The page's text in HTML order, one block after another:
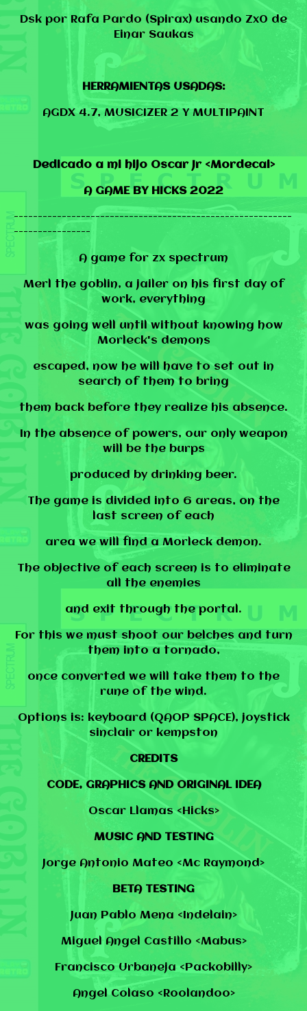
Dsk por Rafa Pardo (Spirax) usando Zx0 de
Einar Saukas
HERRAMIENTAS USADAS:
AGDX 4.7, MUSICIZER 2 Y MULTIPAINT
Dedicado a mi hijo Oscar Jr <Mordecai>
A GAME BY HICKS 2022
----------------------------------------------------------
----------------
A game for zx spectrum
Merl the goblin, a jailer on his first day of
work, everything
was going well until without knowing how
Morleck's demons
escaped, now he will have to set out in
search of them to bring
them back before they realize his absence.
In the absence of powers, our only weapon
will be the burps
produced by drinking beer.
The game is divided into 6 areas, on the
last screen of each
area we will find a Morleck demon.
The objective of each screen is to eliminate
all the enemies
and exit through the portal.
For this we must shoot our belches and turn
them into a tornado,
once converted we will take them to the
rune of the wind.
Options is: keyboard (QAOP SPACE), joystick
sinclair or kempston
CREDITS
CODE, GRAPHICS AND ORIGINAL IDEA
Oscar Llamas <Hicks>
MUSIC AND TESTING
Jorge Antonio Mateo <Mc Raymond>
BETA TESTING
Juan Pablo Mena <Indelain>
Miguel Angel Castillo <Mabus>
Francisco Urbaneja <Packobilly>
Angel Colaso <Roolandoo>